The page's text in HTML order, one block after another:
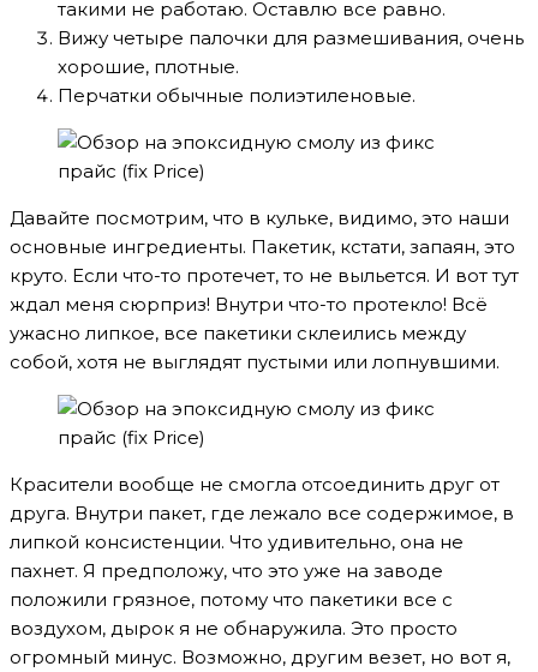
такими не работаю. Оставлю все равно.
Вижу четыре палочки для размешивания, очень
хорошие, плотные.
Перчатки обычные полиэтиленовые.
Давайте посмотрим, что в кульке, видимо, это наши
основные ингредиенты. Пакетик, кстати, запаян, это
круто. Если что-то протечет, то не выльется. И вот тут
ждал меня сюрприз! Внутри что-то протекло! Всё
ужасно липкое, все пакетики склеились между
собой, хотя не выглядят пустыми или лопнувшими.
Красители вообще не смогла отсоединить друг от
друга. Внутри пакет, где лежало все содержимое, в
липкой консистенции. Что удивительно, она не
пахнет. Я предположу, что это уже на заводе
положили грязное, потому что пакетики все с
воздухом, дырок я не обнаружила. Это просто
огромный минус. Возможно, другим везет, но вот я,